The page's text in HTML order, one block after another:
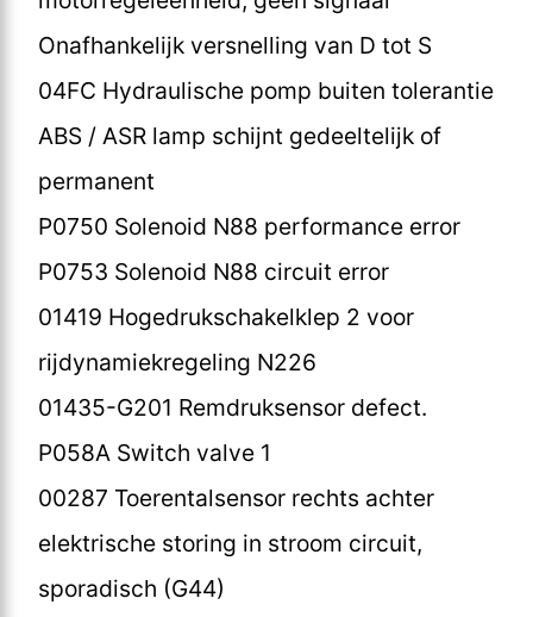
Onafhankelijk versnelling van D tot S
04FC Hydraulische pomp buiten tolerantie
ABS / ASR lamp schijnt gedeeltelijk of
permanent
P0750 Solenoid N88 performance error
P0753 Solenoid N88 circuit error
01419 Hogedrukschakelklep 2 voor
rijdynamiekregeling N226
01435-G201 Remdruksensor defect.
P058A Switch valve 1
00287 Toerentalsensor rechts achter
elektrische storing in stroom circuit,
sporadisch (G44)